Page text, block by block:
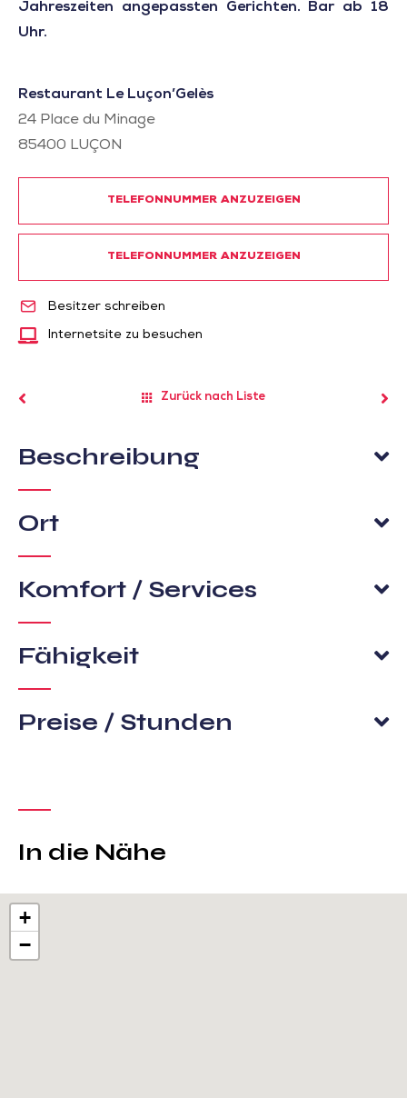
Jahreszeiten angepassten Gerichten. Bar ab 18
Uhr.
Restaurant Le Luçon’Gelès
24 Place du Minage
85400 LUÇON
TELEFONNUMMER ANZUZEIGEN
TELEFONNUMMER ANZUZEIGEN
Besitzer schreiben
Internetsite zu besuchen
Zurück nach Liste
Beschreibung
Ort
Komfort / Services
Fähigkeit
Preise / Stunden
In die Nähe
+
−